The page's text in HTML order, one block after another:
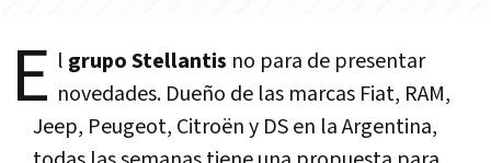
E l grupo Stellantis no para de presentar
novedades. Dueño de las marcas Fiat, RAM,
Jeep, Peugeot, Citroën y DS en la Argentina,